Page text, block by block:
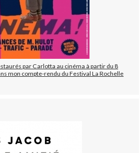
par Carlotta au cinéma à partir du 8
mon compte-rendu du Festival La Rochelle